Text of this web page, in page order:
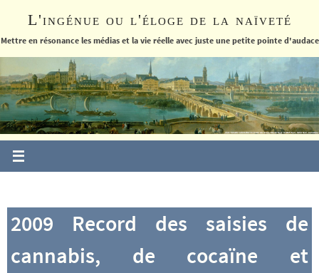
le
L'ingénue ou l'éloge de la naïveté
Mettre en résonance les médias et la vie réelle avec juste une petite pointe d'audace
2009 Record des saisies de
cannabis, de cocaïne et